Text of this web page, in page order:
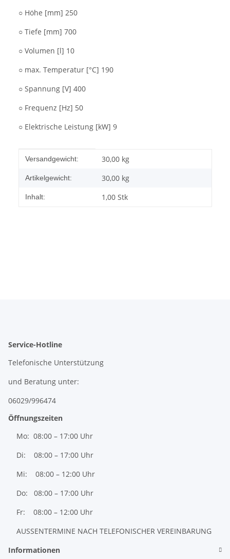
○ Höhe [mm] 250
○ Tiefe [mm] 700
○ Volumen [l] 10
○ max. Temperatur [°C] 190
○ Spannung [V] 400
○ Frequenz [Hz] 50
○ Elektrische Leistung [kW] 9
Produkteigenschaft
Wert
Versandgewicht: 30,00 kg
Artikelgewicht: 30,00 kg
Inhalt: 1,00 Stk
Service-Hotline
Telefonische Unterstützung
und Beratung unter:
06029/996474
Öffnungszeiten
Mo: 08:00 – 17:00 Uhr
Di: 08:00 – 17:00 Uhr
Mi: 08:00 – 12:00 Uhr
Do: 08:00 – 17:00 Uhr
Fr: 08:00 – 12:00 Uhr
AUSSENTERMINE NACH TELEFONISCHER VEREINBARUNG
Informationen